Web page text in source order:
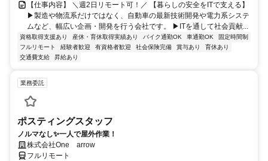
【仕事内容】 ＼週2日リモート可！／ 【暮らしの安全をITで支える】
▶製造や物流系だけではなく、自動車の最新技術開発や電力系システ
ムなど、幅広い企画・開発を行う会社です。 ▶ITを通して社会貢献...
資格取得支援あり 産休・育休取得実績あり バイク通勤OK 車通勤OK
固定時間制
フルリモート
経験者歓迎 有資格者歓迎 社会保険完備 賞与あり
育休あり
交通費支給
昇給あり
業務委託
ポスティングスタッフ
ノルマなし✨一人で屋外作業！
株式会社One arrow
フルリモート